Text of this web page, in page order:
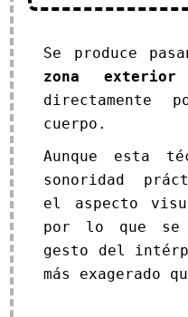
Se produce
zona exterior
directamente
cuerpo.
Aunque esta
sonoridad
el aspecto
por lo que se
gesto del
más exagerado